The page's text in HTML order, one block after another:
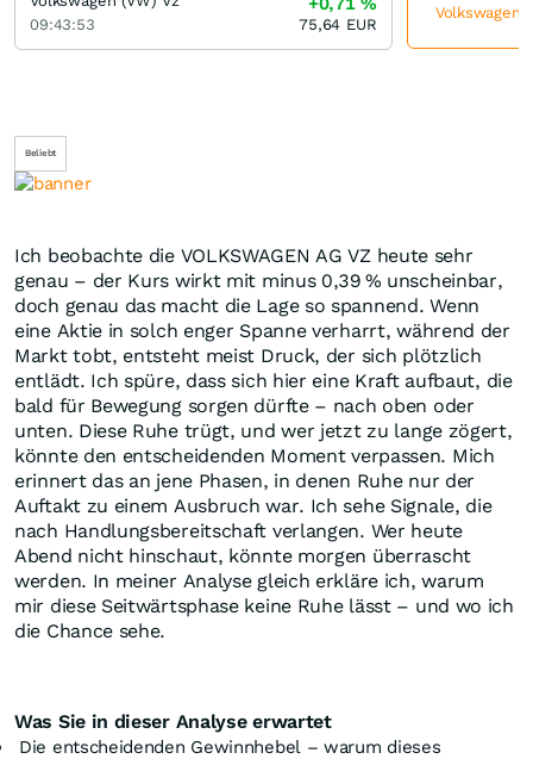
Beliebt
Ich beobachte die VOLKSWAGEN AG VZ heute sehr
genau – der Kurs wirkt mit minus 0,39 % unscheinbar,
doch genau das macht die Lage so spannend. Wenn
eine Aktie in solch enger Spanne verharrt, während der
Markt tobt, entsteht meist Druck, der sich plötzlich
entlädt. Ich spüre, dass sich hier eine Kraft aufbaut, die
bald für Bewegung sorgen dürfte – nach oben oder
unten. Diese Ruhe trügt, und wer jetzt zu lange zögert,
könnte den entscheidenden Moment verpassen. Mich
erinnert das an jene Phasen, in denen Ruhe nur der
Auftakt zu einem Ausbruch war. Ich sehe Signale, die
nach Handlungsbereitschaft verlangen. Wer heute
Abend nicht hinschaut, könnte morgen überrascht
werden. In meiner Analyse gleich erkläre ich, warum
mir diese Seitwärtsphase keine Ruhe lässt – und wo ich
die Chance sehe.
Was Sie in dieser Analyse erwartet
Die entscheidenden Gewinnhebel – warum dieses
09:43:53
75,64 EUR
Volkswagen